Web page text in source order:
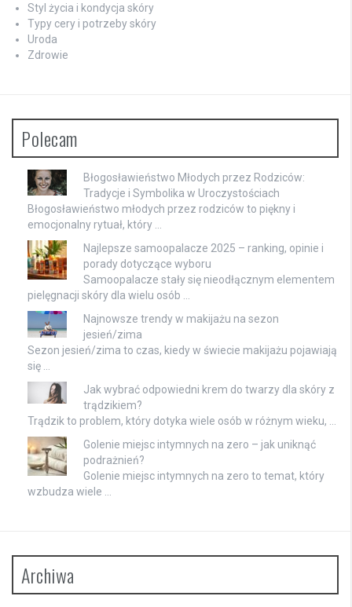
Styl życia i kondycja skóry
Typy cery i potrzeby skóry
Uroda
Zdrowie
Polecam
Błogosławieństwo Młodych przez Rodziców:
Tradycje i Symbolika w Uroczystościach
Błogosławieństwo młodych przez rodziców to piękny i
emocjonalny rytuał, który …
Najlepsze samoopalacze 2025 – ranking, opinie i
porady dotyczące wyboru
Samoopalacze stały się nieodłącznym elementem
pielęgnacji skóry dla wielu osób …
Najnowsze trendy w makijażu na sezon
jesień/zima
Sezon jesień/zima to czas, kiedy w świecie makijażu pojawiają
się …
Jak wybrać odpowiedni krem do twarzy dla skóry z
trądzikiem?
Trądzik to problem, który dotyka wiele osób w różnym wieku, …
Golenie miejsc intymnych na zero – jak uniknąć
podrażnień?
Golenie miejsc intymnych na zero to temat, który
wzbudza wiele …
Archiwa